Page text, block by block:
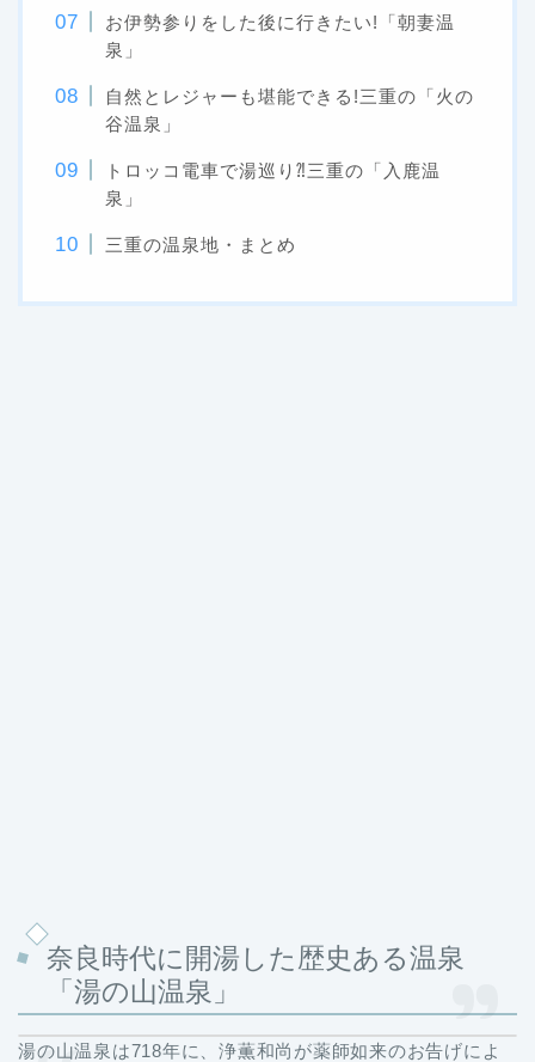
お伊勢参りをした後に行きたい!「朝妻温
泉」
自然とレジャーも堪能できる!三重の「火の
谷温泉」
トロッコ電車で湯巡り⁈三重の「入鹿温
泉」
三重の温泉地・まとめ
奈良時代に開湯した歴史ある温泉
「湯の山温泉」
湯の山温泉は718年に、浄薫和尚が薬師如来のお告げによ